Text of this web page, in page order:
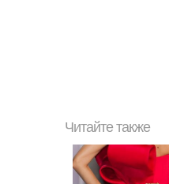
Читайте также